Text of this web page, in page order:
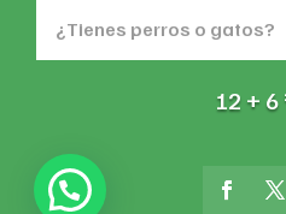
12 + 6